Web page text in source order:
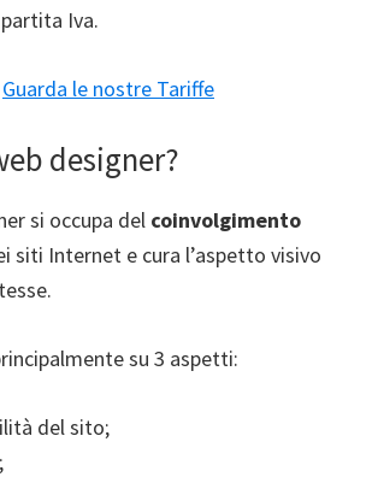
Iva.
Guarda le nostre Tariffe
designer?
si occupa del coinvolgimento
siti Internet e cura l’aspetto visivo
su 3 aspetti:
del sito;